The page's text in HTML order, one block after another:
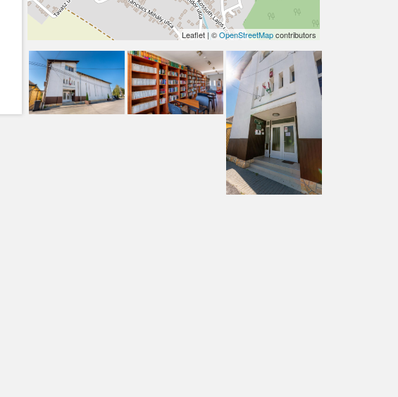
Leaflet | ©OpenStreetMapcontributors